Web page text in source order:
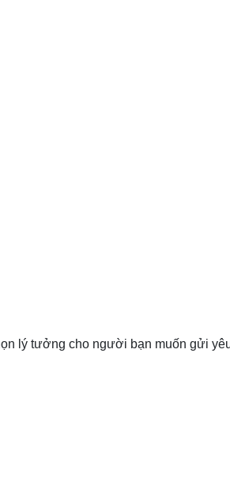
lý tưởng cho người bạn muốn gửi